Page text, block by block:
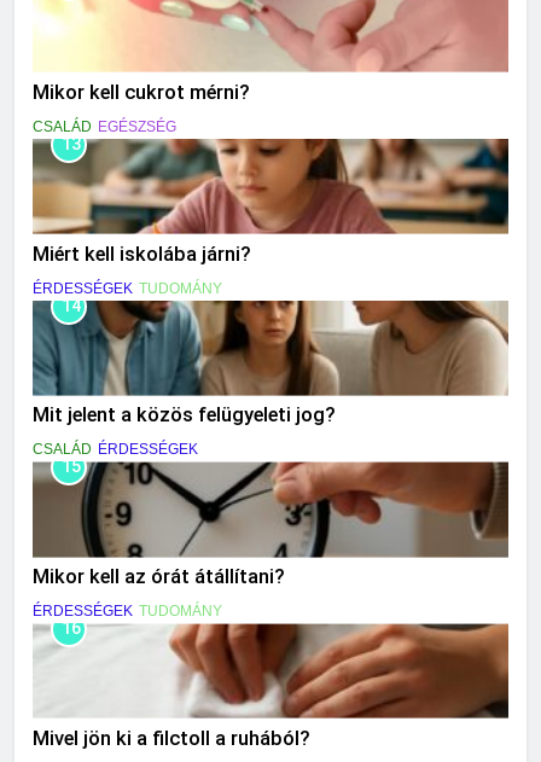
Mikor kell cukrot mérni?
CSALÁD EGÉSZSÉG
13
Miért kell iskolába járni?
ÉRDESSÉGEK TUDOMÁNY
14
Mit jelent a közös felügyeleti jog?
CSALÁD ÉRDESSÉGEK
15
Mikor kell az órát átállítani?
ÉRDESSÉGEK TUDOMÁNY
16
Mivel jön ki a filctoll a ruhából?